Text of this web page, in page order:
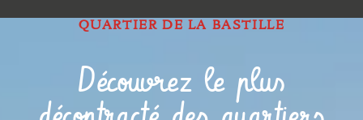
QUARTIER DE LA BASTILLE
Découvrez le plus